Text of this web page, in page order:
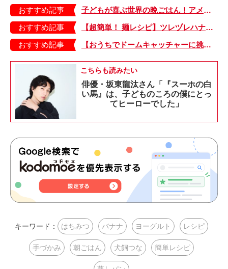
おすすめ記事
子どもが喜ぶ世界の晩ごはん！アメリカのフライドチキン＆フライドポテト
おすすめ記事
【超簡単！ 麺レシピ】ツレヅレハナコさんに聞く、パパッと作れる「オイルサーディンとミニトマトの冷製パスタ」
おすすめ記事
【おうちでドームキャッチャーに挑戦だ】アンパンマン わくわくドームキャッチャー
こちらも読みたい
俳優・坂東龍汰さん「『スーホの白
い馬』は、子どものころの僕にとっ
てヒーローでした」
キーワード： はちみつ バナナ ヨーグルト レシピ
手づかみ 朝ごはん 犬飼つな 簡単レシピ